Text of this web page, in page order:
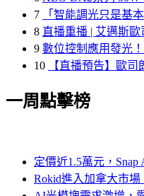
7
「智能調光只是基
8 直播重播 | 艾邁斯歐
9 數位控制應用發光
10
【直播預告】歐司
一周點擊榜
定價近1.5萬元，
Rokid進入加拿大市